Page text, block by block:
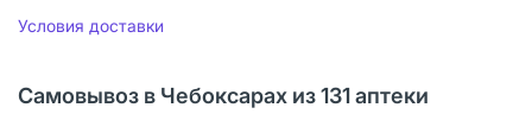
Условия доставки
Самовывоз в Чебоксарах из 131 аптеки